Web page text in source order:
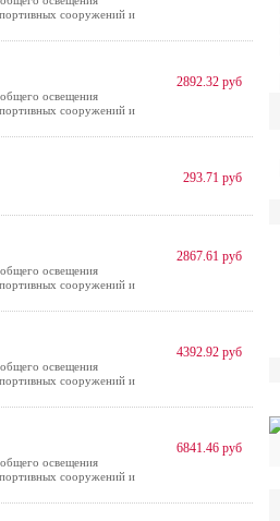
сооружений и
освещения
сооружений и
2892.32 руб
293.71 руб
освещения
сооружений и
2867.61 руб
освещения
сооружений и
4392.92 руб
освещения
сооружений и
6841.46 руб